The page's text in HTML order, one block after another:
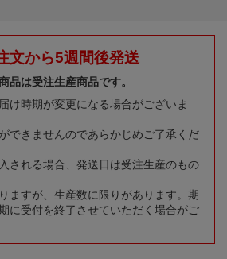
文から5週間後発送
品は受注生産商品です。
け時期が変更になる場合がございま
できませんのであらかじめご了承くだ
される場合、発送日は受注生産のもの
ますが、生産数に限りがあります。期
に受付を終了させていただく場合がご